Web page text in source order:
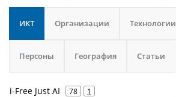
ИКТ Организации Технологии
Персоны География Статьи
i-Free Just AI 78 1